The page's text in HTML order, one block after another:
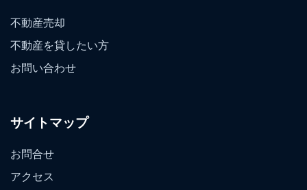
不動産売却
不動産を貸したい方
お問い合わせ
サイトマップ
お問合せ
アクセス